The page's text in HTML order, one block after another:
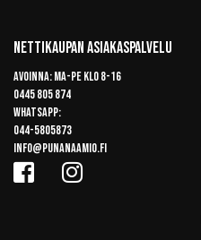
Nettikaupan Asiakaspalvelu
Avoinna: Ma-pe klo 8-16
0445 805 874
Whatsapp:
044-5805873
info@punanaamio.fi